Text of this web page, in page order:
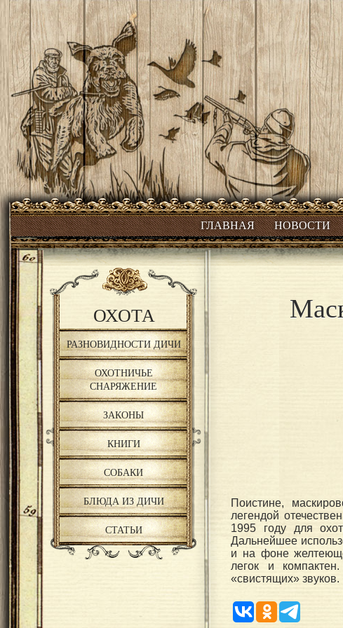
ГЛАВНАЯ НОВОСТИ
ОХОТА
РАЗНОВИДНОСТИ ДИЧИ
ОХОТНИЧЬЕ
СНАРЯЖЕНИЕ
ЗАКОНЫ
КНИГИ
СОБАКИ
БЛЮДА ИЗ ДИЧИ
СТАТЬИ
Поистине,
легендой
1995 году для
Дальнейшее
и на фоне
легок и
«свистящих» звуков.